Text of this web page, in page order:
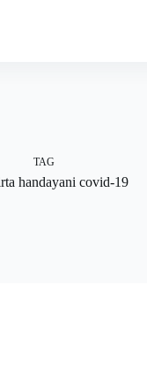
TAG
handayani covid-19